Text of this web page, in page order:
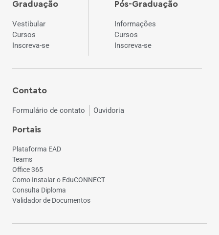
Graduação
Vestibular
Cursos
Inscreva-se
Pós-Graduação
Informações
Cursos
Inscreva-se
Contato
Formulário de contato Ouvidoria
Portais
Plataforma EAD
Teams
Office 365
Como Instalar o EduCONNECT
Consulta Diploma
Validador de Documentos